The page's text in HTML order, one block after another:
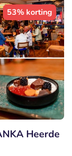
53% korting
Heerde